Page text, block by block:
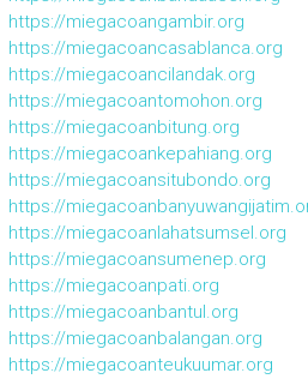
https://miegacoangambir.org
https://miegacoancasablanca.org
https://miegacoancilandak.org
https://miegacoantomohon.org
https://miegacoanbitung.org
https://miegacoankepahiang.org
https://miegacoansitubondo.org
https://
https://miegacoanlahatsumsel.org
https://miegacoansumenep.org
https://miegacoanpati.org
https://miegacoanbantul.org
https://miegacoanbalangan.org
https://miegacoanteukuumar.org